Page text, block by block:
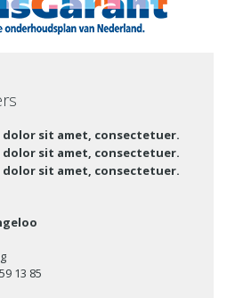
dolor sit amet, consectetuer.
dolor sit amet, consectetuer.
dolor sit amet, consectetuer.
13 85